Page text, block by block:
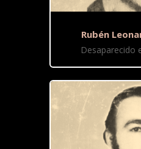
Rubén
Desaparecido